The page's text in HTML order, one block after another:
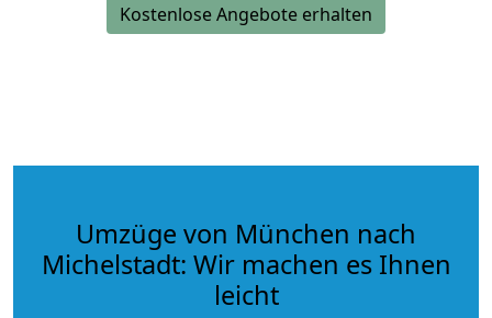
Kostenlose Angebote erhalten
Umzüge von München nach
Michelstadt: Wir machen es Ihnen
leicht